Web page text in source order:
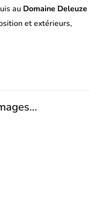
au Domaine Deleuze
et extérieurs,